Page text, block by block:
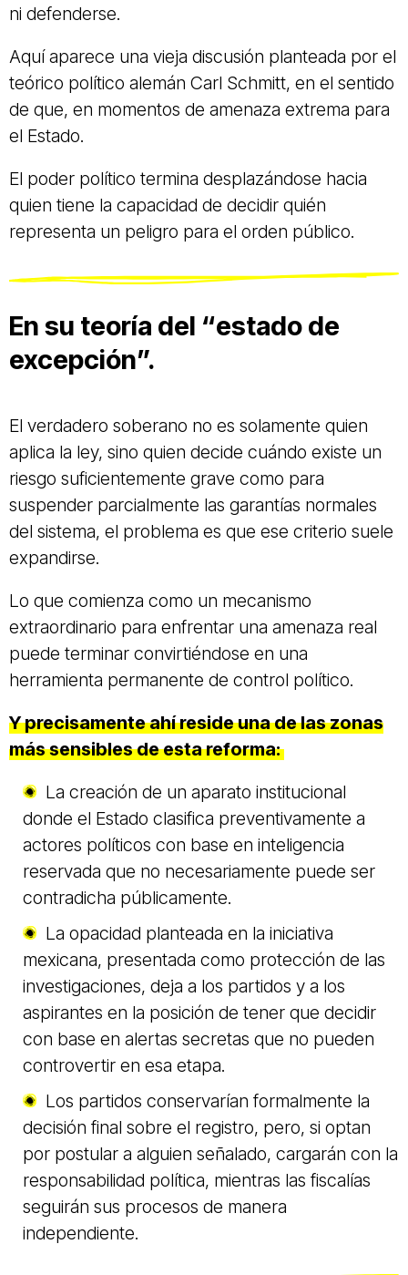
ni defenderse.
Aquí aparece una vieja discusión planteada por el
teórico político alemán Carl Schmitt, en el sentido
de que, en momentos de amenaza extrema para
el Estado.
El poder político termina desplazándose hacia
quien tiene la capacidad de decidir quién
representa un peligro para el orden público.
En su teoría del “estado de
excepción”.
El verdadero soberano no es solamente quien
aplica la ley, sino quien decide cuándo existe un
riesgo suficientemente grave como para
suspender parcialmente las garantías normales
del sistema, el problema es que ese criterio suele
expandirse.
Lo que comienza como un mecanismo
extraordinario para enfrentar una amenaza real
puede terminar convirtiéndose en una
herramienta permanente de control político.
Y precisamente ahí reside una de las zonas
más sensibles de esta reforma:
La creación de un aparato institucional
donde el Estado clasifica preventivamente a
actores políticos con base en inteligencia
reservada que no necesariamente puede ser
contradicha públicamente.
La opacidad planteada en la iniciativa
mexicana, presentada como protección de las
investigaciones, deja a los partidos y a los
aspirantes en la posición de tener que decidir
con base en alertas secretas que no pueden
controvertir en esa etapa.
Los partidos conservarían formalmente la
decisión final sobre el registro, pero, si optan
por postular a alguien señalado, cargarán con la
responsabilidad política, mientras las fiscalías
seguirán sus procesos de manera
independiente.